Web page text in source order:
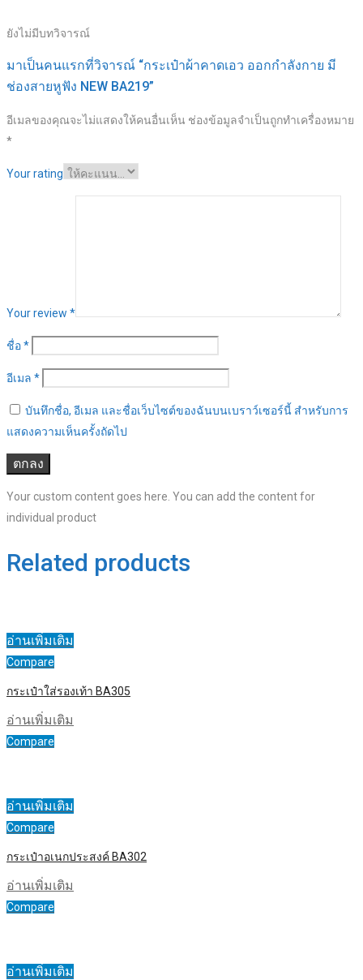
ยังไม่มีบทวิจารณ์
มาเป็นคนแรกที่วิจารณ์ “กระเป๋าผ้าคาดเอว ออกกำลังกาย มี
ช่องสายหูฟัง NEW BA219”
อีเมลของคุณจะไม่แสดงให้คนอื่นเห็น ช่องข้อมูลจำเป็นถูกทำเครื่องหมาย
*
Your rating
Your review *
ชื่อ*
อีเมล *
บันทึกชื่อ, อีเมล และชื่อเว็บไซต์ของฉันบนเบราว์เซอร์นี้ สำหรับการ
แสดงความเห็นครั้งถัดไป
Your custom content goes here. You can add the content for
individual product
Related products
อ่านเพิ่มเติม
Compare
กระเป๋าใส่รองเท้า BA305
อ่านเพิ่มเติม
Compare
อ่านเพิ่มเติม
Compare
กระเป๋าอเนกประสงค์ BA302
อ่านเพิ่มเติม
Compare
อ่านเพิ่มเติม